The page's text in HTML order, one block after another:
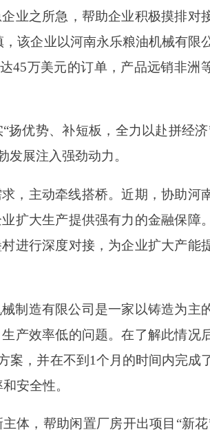
业之所急，帮助企业积极摸排对
该企业以河南永乐粮油机械有限
45万美元的订单，产品远销非洲
扬优势、补短板，全力以赴拼经济
展注入强劲动力。
，主动牵线搭桥。近期，协助河
扩大生产提供强有力的金融保障
进行深度对接，为企业扩大产能
制造有限公司是一家以铸造为主
产效率低的问题。在了解此情况
案，并在不到1个月的时间内完成
安全性。
体，帮助闲置厂房开出项目“新花”